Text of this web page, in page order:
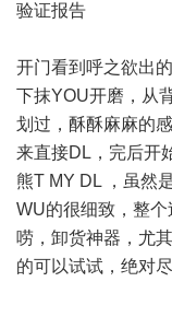
验证报告
开门看到呼之欲出
下抹YOU开磨，从
划过，酥酥麻麻的
来直接DL，完后开
熊T MY DL ，虽然
WU的很细致，整
唠，卸货神器，尤
的可以试试，绝对